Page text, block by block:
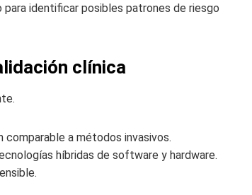
identificar posibles patrones de riesgo
clínica
comparable a métodos invasivos.
híbridas de software y hardware.